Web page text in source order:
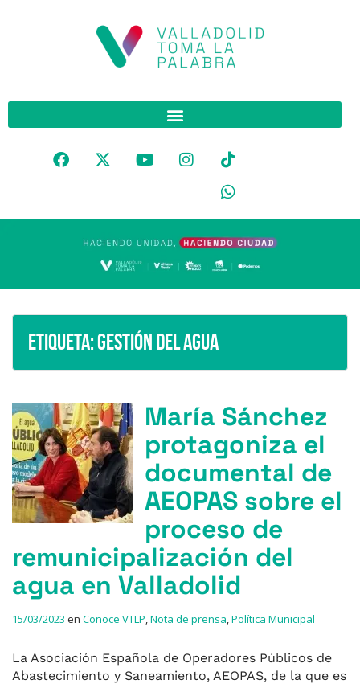
Etiqueta:Gestión del agua
María Sánchez
protagoniza el
documental de
AEOPAS sobre el
proceso de
remunicipalización del
agua en Valladolid
15/03/2023 en Conoce VTLP,Nota de prensa,Política Municipal
La Asociación Española de Operadores Públicos de
Abastecimiento y Saneamiento, AEOPAS, de la que es